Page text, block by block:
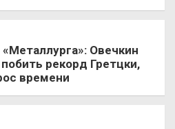
«Металлурга»: Овечкин
рекорд Гретцки,
времени